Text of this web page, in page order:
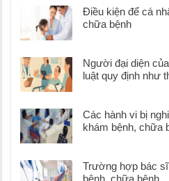
Điều kiện để cá
chữa bệnh
Người đại diện
luật quy định như
Các hành vi bị
khám bệnh, chữa
Trường hợp bác
bệnh, chữa bệnh